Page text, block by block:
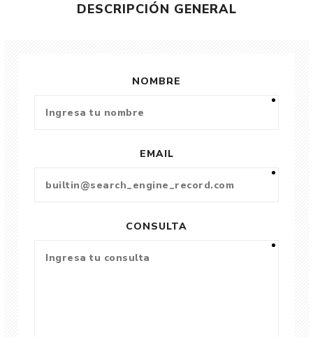
DESCRIPCIÓN GENERAL
NOMBRE
EMAIL
CONSULTA